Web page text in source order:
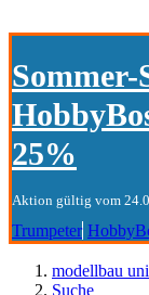
Sommer-
25%
Aktion gültig vom
Trumpeter
modellbau
Suche